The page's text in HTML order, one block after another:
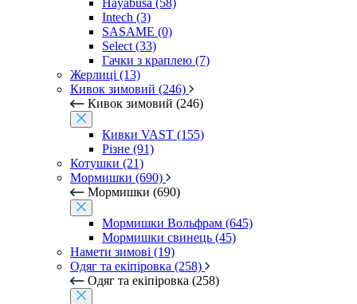
Hayabusa (58)
Intech (3)
SASAME (0)
Select (33)
Гачки з краплею (7)
Жерлиці (13)
Кивок зимовий (246)
Кивок зимовий (246)
Кивки VAST (155)
Різне (91)
Котушки (21)
Мормишки (690)
Мормишки (690)
Мормишки Вольфрам (645)
Мормишки свинець (45)
Намети зимові (19)
Одяг та екіпіровка (258)
Одяг та екіпіровка (258)